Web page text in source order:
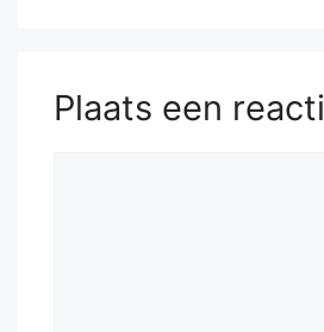
Plaats een